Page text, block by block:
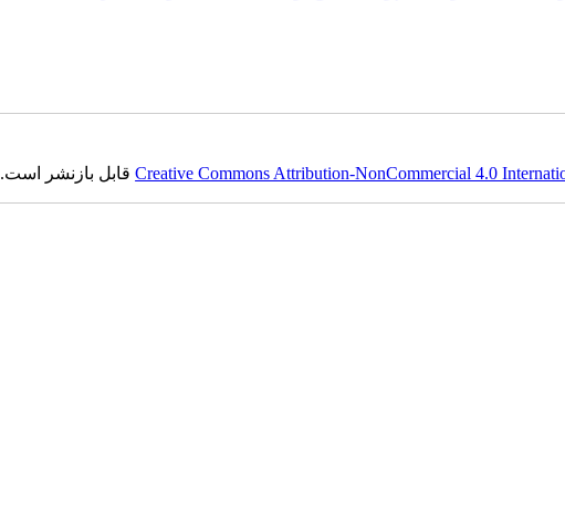
Creative Commons Attribution-NonCommercial 4.0قابل بازنشر است.